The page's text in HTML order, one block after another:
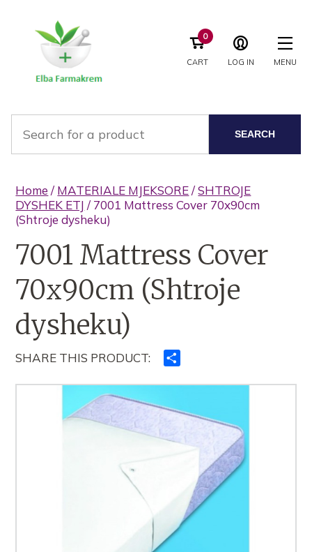
CART
0
LOG IN MENU
SEARCH
Home / MATERIALE MJEKSORE/SHTROJE
DYSHEK ETJ / 7001 Mattress Cover 70x90cm
(Shtroje dysheku)
7001 Mattress Cover
70x90cm (Shtroje
dysheku)
SHARE THIS PRODUCT:
tjerët